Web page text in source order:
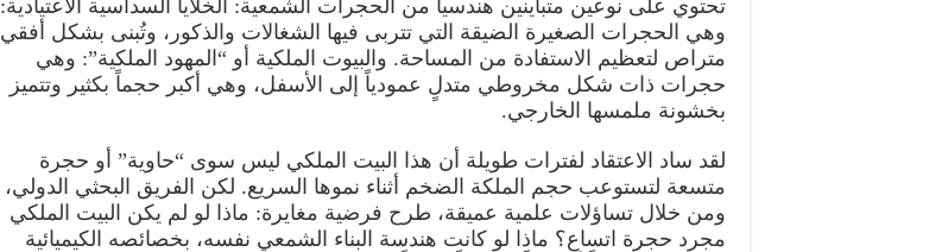
تحتوي على نوعين متباينين هندسياً من الحجرات الشمعية: الخلايا السداسية الاعتيادية:
وهي الحجرات الصغيرة الضيقة التي تتربى فيها الشغالات والذكور، وتُبنى بشكل أفقي
متراص لتعظيم الاستفادة من المساحة. والبيوت الملكية أو “المهود الملكية”: وهي
حجرات ذات شكل مخروطي متدلٍ عمودياً إلى الأسفل، وهي أكبر حجماً بكثير وتتميز
بخشونة ملمسها الخارجي.
لقد ساد الاعتقاد لفترات طويلة أن هذا البيت الملكي ليس سوى “حاوية” أو حجرة
متسعة لتستوعب حجم الملكة الضخم أثناء نموها السريع. لكن الفريق البحثي الدولي،
ومن خلال تساؤلات علمية عميقة، طرح فرضية مغايرة: ماذا لو لم يكن البيت الملكي
مجرد حجرة اتساع؟ ماذا لو كانت هندسة البناء الشمعي نفسه، بخصائصه الكيميائية